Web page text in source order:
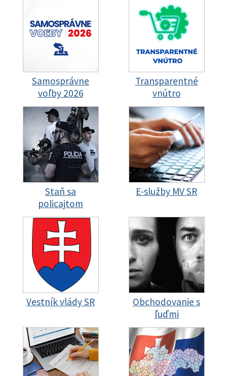
Samosprávne
voľby 2026
Transparentné
vnútro
Staň sa
policajtom
E-služby MV SR
Vestník vlády SR
Obchodovanie s
ľuďmi